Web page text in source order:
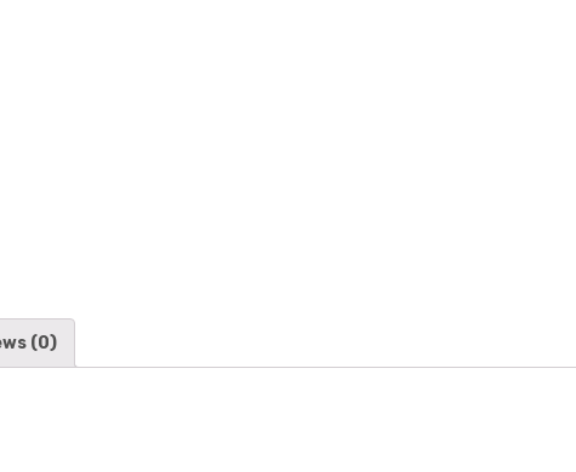
(0)